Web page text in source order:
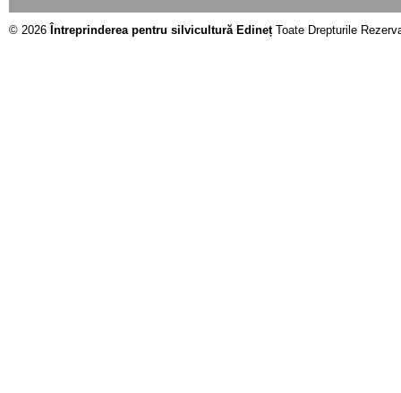
© 2026 Întreprinderea pentru silvicultură EdinețToate Drepturile